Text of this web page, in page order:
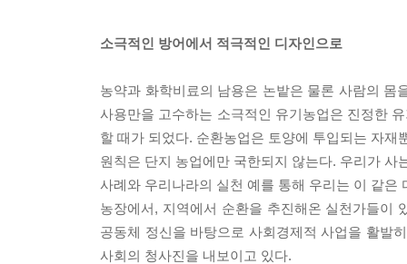
소극적인 방어에서 적극적인 디자인으로
농약과 화학비료의 남용은 논밭은 물론 사람의
사용만을 고수하는 소극적인 유기농업은 진정한
할 때가 되었다. 순환농업은 토양에 투입되는 자
원칙은 단지 농업에만 국한되지 않는다. 우리가
사례와 우리나라의 실천 예를 통해 우리는 이 같
농장에서, 지역에서 순환을 추진해온 실천가들이
공동체 정신을 바탕으로 사회경제적 사업을 활발
사회의 청사진을 내보이고 있다.